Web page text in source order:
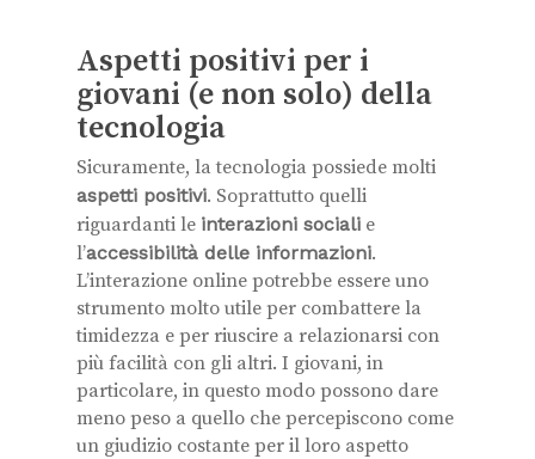
Aspetti positivi per i
giovani (e non solo) della
tecnologia
Sicuramente, la tecnologia possiede molti
aspetti positivi. Soprattutto quelli
riguardanti le interazioni sociali e
l’accessibilità delle informazioni.
L’interazione online potrebbe essere uno
strumento molto utile per combattere la
timidezza e per riuscire a relazionarsi con
più facilità con gli altri. I giovani, in
particolare, in questo modo possono dare
meno peso a quello che percepiscono come
un giudizio costante per il loro aspetto